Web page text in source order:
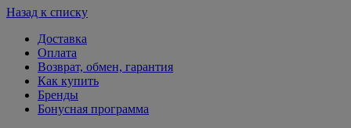
Назад к списку
Доставка
Оплата
Возврат, обмен, гарантия
Как купить
Бренды
Бонусная программа